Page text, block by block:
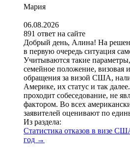
Мария
06.08.2026
891 ответ на сайте
Добрый день, Алина! На
в первую очередь ситуация
Учитываются такие
семейное положение, визовая
обращения за визой США,
Америке, их статус и так
проходит собеседование, не
фактором. Во всех
заявителей оценивают по
Из раздела:
Статистика отказов в визе
год →